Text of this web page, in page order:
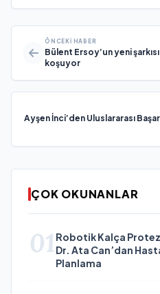
ÖNCEKI HABER
Bülent Ersoy’un yeni
koşuyor
Ayşen İnci’den Uluslararası
ÇOK OKUNANLAR
01 Robotik Kalça
Dr. Ata Can’dan
Planlama